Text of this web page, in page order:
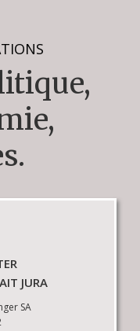
JURA
SA